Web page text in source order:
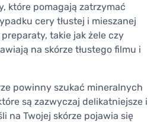
które pomagają zatrzymać
cery tłustej i mieszanej
takie jak żele czy
na skórze tłustego filmu i
powinny szukać mineralnych
są zazwyczaj delikatniejsze i
na Twojej skórze pojawia się